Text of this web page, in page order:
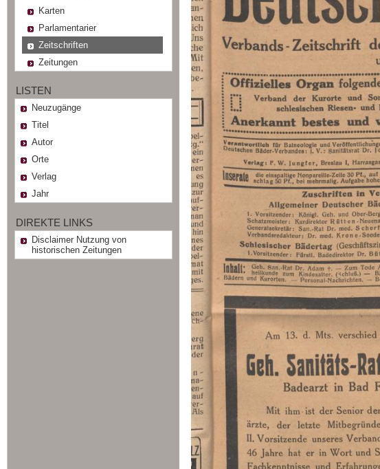
Karten
Parlamentarier
Zeitschriften
Zeitungen
LISTEN
Neuzugänge
Titel
Autor
Orte
Verlag
Jahr
DIREKTE LINKS
Disclaimer Nutzung von
historischen Zeitungen